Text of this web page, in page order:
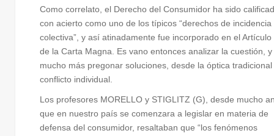
Como correlato, el Derecho del Consumidor ha sido
con acierto como uno de los típicos “derechos de incidencia
colectiva”, y así atinadamente fue incorporado en el Artículo
de la Carta Magna. Es vano entonces analizar la cuestión, y
mucho más pregonar soluciones, desde la óptica tradicional
conflicto individual.
Los profesores MORELLO y STIGLITZ (G), desde mucho
que en nuestro país se comenzara a legislar en materia de
defensa del consumidor, resaltaban que “los fenómenos